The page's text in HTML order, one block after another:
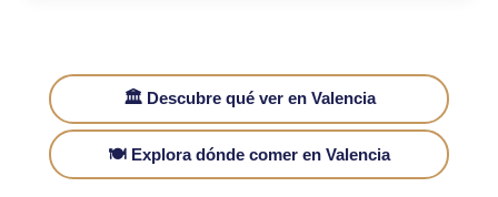
🏛️ Descubre qué ver en Valencia
🍽️ Explora dónde comer en Valencia